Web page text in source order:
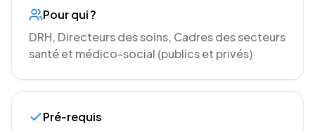
Pour qui ?
DRH, Directeurs des soins, Cadres des secteurs
santé et médico-social (publics et privés)
Pré-requis